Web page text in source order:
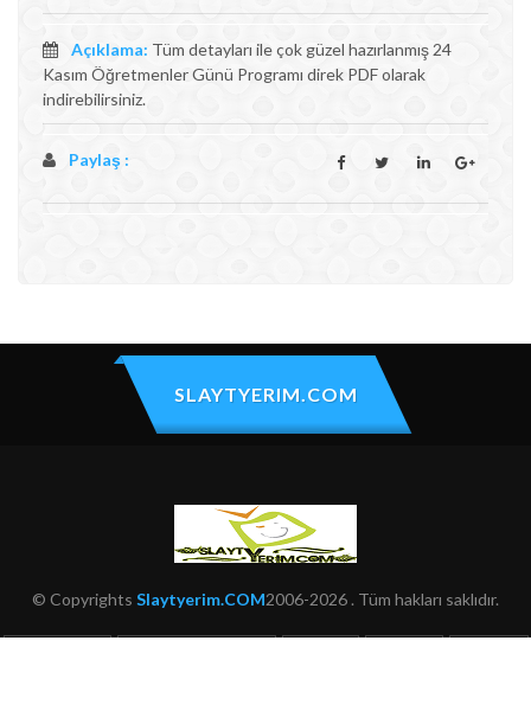
Açıklama: Tüm detayları ile çok güzel hazırlanmış 24
Kasım Öğretmenler Günü Programı direk PDF olarak
indirebilirsiniz.
Paylaş :
SLAYTYERIM.COM
© Copyrights Slaytyerim.COM2006-2026 . Tüm hakları saklıdır.